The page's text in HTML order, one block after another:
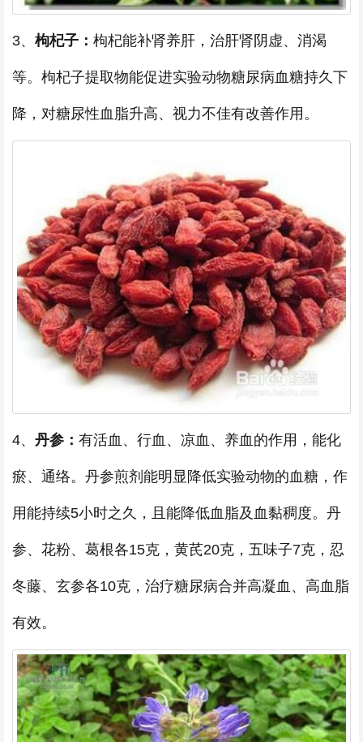
3、 枸杞子： 枸杞能补肾养肝，治肝肾阴虚、消渴
等。枸杞子提取物能促进实验动物糖尿病血糖持久下
降，对糖尿性血脂升高、视力不佳有改善作用。
4、 丹参： 有活血、行血、凉血、养血的作用，能化
瘀、通络。丹参煎剂能明显降低实验动物的血糖，作
用能持续5小时之久，且能降低血脂及血黏稠度。丹
参、花粉、葛根各15克，黄芪20克，五味子7克，忍
冬藤、玄参各10克，治疗糖尿病合并高凝血、高血脂
有效。